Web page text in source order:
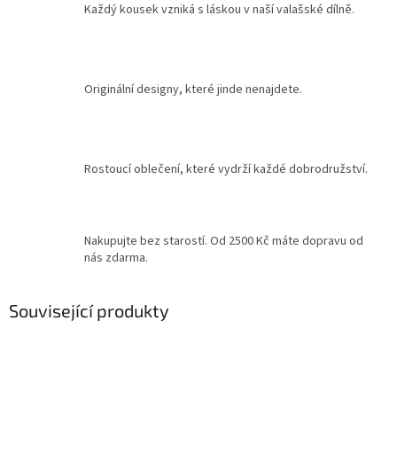
Každý kousek vzniká s láskou v naší valašské dílně.
Originální designy, které jinde nenajdete.
Rostoucí oblečení, které vydrží každé dobrodružství.
Nakupujte bez starostí. Od 2500 Kč máte dopravu od
nás zdarma.
Související produkty